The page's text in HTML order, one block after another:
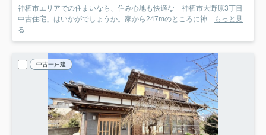
神栖市エリアでの住まいなら、住み心地も快適な「神栖市大野原3丁目
中古住宅」はいかがでしょうか。家から247mのところに神... もっと見
る
中古一戸建